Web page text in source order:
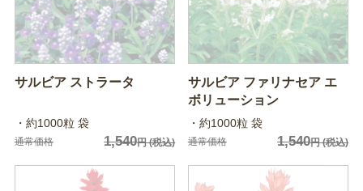
サルビア ストラータ
・約1000粒 袋
通常価格 1,540円(税込)
サルビア ファリナセア エ
ボリューション
・約1000粒 袋
通常価格 1,540円(税込)